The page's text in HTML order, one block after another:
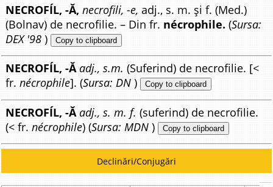
NECROFÍL, -Ă, necrofili, -e, adj., s. m. și f. (Med.)
(Bolnav) de necrofilie. – Din fr. nécrophile. (Sursa:
DEX '98 ) Copy to clipboard
NECROFÍL, -Ă adj., s.m. (Suferind) de necrofilie. [<
fr.nécrophile]. (Sursa: DN ) Copy to clipboard
NECROFÍL, -Ă adj., s. m. f. (suferind) de necrofilie.
(< fr.nécrophile) (Sursa: MDN ) Copy to clipboard
Declinări/Conjugări